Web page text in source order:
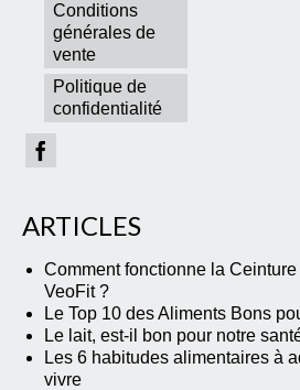
Conditions
générales de
vente
Politique de
confidentialité
ARTICLES
Comment fonctionne la Ceinture
VeoFit ?
Le Top 10 des Aliments Bons
Le lait, est-il bon pour notre
Les 6 habitudes alimentaires à
vivre